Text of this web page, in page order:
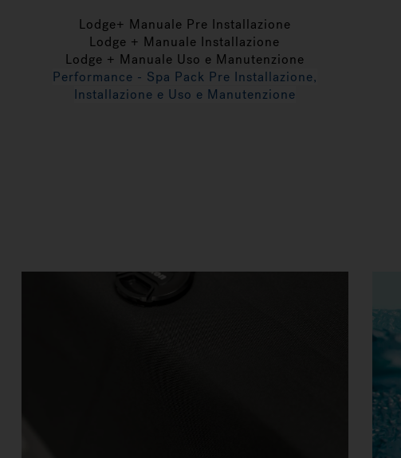
Lodge+ Manuale Pre Installazione
Lodge + Manuale Installazione
Lodge + Manuale Uso e Manutenzione
Performance - Spa Pack Pre Installazione,
Installazione e Uso e Manutenzione